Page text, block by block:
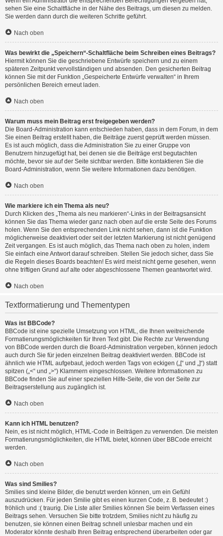
sehen Sie eine Schaltfläche in der Nähe des Beitrags, um diesen zu melden.
Sie werden dann durch die weiteren Schritte geführt.
Nach oben
Was bewirkt die „Speichern“-Schaltfläche beim Schreiben eines Beitrags?
Hiermit können Sie die geschriebene Entwürfe speichern und zu einem
späteren Zeitpunkt vervollständigen und absenden. Den gesicherten Beitrag
können Sie mit der Funktion „Gespeicherte Entwürfe verwalten“ in Ihrem
persönlichen Bereich erneut laden.
Nach oben
Warum muss mein Beitrag erst freigegeben werden?
Die Board-Administration kann entschieden haben, dass in dem Forum, in dem
Sie einen Beitrag erstellt haben, die Beiträge zuerst geprüft werden müssen.
Es ist auch möglich, dass die Administration Sie zu einer Gruppe von
Benutzern hinzugefügt hat, bei denen sie die Beiträge erst begutachten
möchte, bevor sie auf der Seite sichtbar werden. Bitte kontaktieren Sie die
Board-Administration, wenn Sie weitere Informationen dazu benötigen.
Nach oben
Wie markiere ich ein Thema als neu?
Durch Klicken des „Thema als neu markieren“-Links in der Beitragsansicht
können Sie das Thema wieder ganz nach oben auf die erste Seite des Forums
holen. Wenn Sie den entsprechenden Link nicht sehen, dann ist die Funktion
möglicherweise deaktiviert oder seit der letzten Markierung ist nicht genügend
Zeit vergangen. Es ist auch möglich, das Thema nach oben zu holen, indem
Sie einfach eine Antwort darauf schreiben. Stellen Sie jedoch sicher, dass Sie
die Regeln dieses Boards beachten! Es wird meist nicht gerne gesehen, wenn
ohne triftigen Grund auf alte oder abgeschlossene Themen geantwortet wird.
Nach oben
Textformatierung und Thementypen
Was ist BBCode?
BBCode ist eine spezielle Umsetzung von HTML, die Ihnen weitreichende
Formatierungsmöglichkeiten für Ihren Text gibt. Die Rechte zur Verwendung
von BBCode werden durch die Board-Administration vergeben, können jedoch
auch durch Sie für jeden einzelnen Beitrag deaktiviert werden. BBCode ist
ähnlich wie HTML aufgebaut, jedoch werden Tags von eckigen („[“ und „]“) statt
spitzen („<“ und „>“) Klammern eingeschlossen. Weitere Informationen zu
BBCode finden Sie auf einer speziellen Hilfe-Seite, die von der Seite zur
Beitragserstellung aus zugänglich ist.
Nach oben
Kann ich HTML benutzen?
Nein, es ist nicht möglich, HTML-Code in Beiträgen zu verwenden. Die meisten
Formatierungsmöglichkeiten, die HTML bietet, können über BBCode erreicht
werden.
Nach oben
Was sind Smilies?
Smilies sind kleine Bilder, die benutzt werden können, um ein Gefühl
auszudrücken. Für jeden Smilie gibt es einen kurzen Code, z. B. bedeutet :)
fröhlich und :( traurig. Die Liste aller Smilies können Sie beim Verfassen eines
Beitrags sehen. Versuchen Sie bitte trotzdem, Smilies nicht zu häufig zu
benutzen, sie können einen Beitrag schnell unlesbar machen und ein
Moderator könnte deshalb Ihren Beitrag entsprechend überarbeiten oder gar